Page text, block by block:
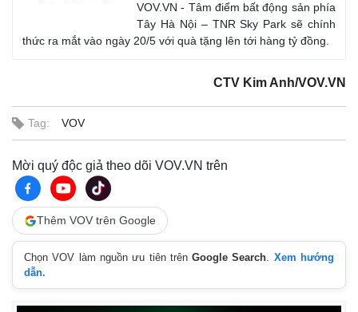
VOV.VN - Tâm điểm bất động sản phía
Tây Hà Nội – TNR Sky Park sẽ chính
thức ra mắt vào ngày 20/5 với quà tặng lên tới hàng tỷ đồng.
CTV Kim Anh/VOV.VN
Tag: VOV
Mời quý độc giả theo dõi VOV.VN trên
Thêm VOV trên Google
Chọn VOV làm nguồn ưu tiên trênGoogle Search. Xem hướng
dẫn.